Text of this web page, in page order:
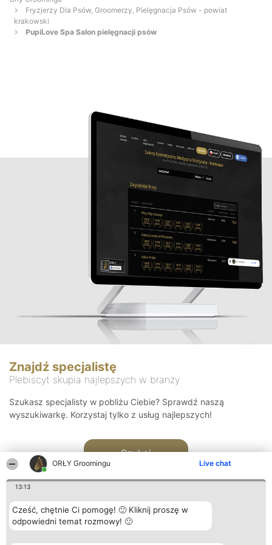
ORŁY Groomingu Live chat
13:13
Cześć, chętnie Ci pomogę! 🙂 Kliknij proszę w
odpowiedni temat rozmowy! 🙂
Fryzjerzy Dla Psów, Groomerzy, Pielęgnacja Psów - powiat
krakowski
PupiLove Spa Salon pielęgnacji psów
Znajdź specjalistę
Plebiscyt skupia najlepszych w branży
Szukasz specjalisty w pobliżu Ciebie? Sprawdź naszą
wyszukiwarkę. Korzystaj tylko z usług najlepszych!
Szukaj
Organizator plebiscytu Plebiscyt Kontakt